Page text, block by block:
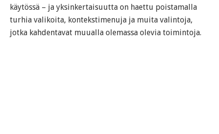
käytössä – ja yksinkertaisuutta on haettu poistamalla
turhia valikoita, kontekstimenuja ja muita valintoja,
jotka kahdentavat muualla olemassa olevia toimintoja.